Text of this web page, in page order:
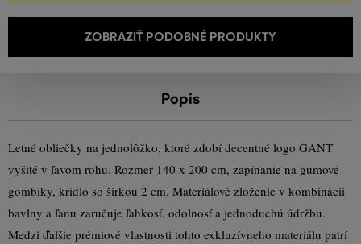
ZOBRAZIŤ PODOBNÉ PRODUKTY
Popis
Letné obliečky na jednolôžko, ktoré zdobí decentné logo GANT
vyšité v ľavom rohu. Rozmer 140 x 200 cm, zapínanie na gumové
gombíky, krídlo so šírkou 2 cm. Materiálové zloženie v kombinácii
bavlny a ľanu zaručuje ľahkosť, odolnosť a jednoduchú údržbu.
Medzi ďalšie prémiové vlastnosti tohto exkluzívneho materiálu patrí